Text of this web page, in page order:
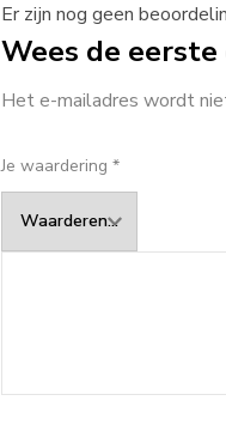
Er zijn nog geen
Wees de
Het e-mailadres wordt
Je waardering *